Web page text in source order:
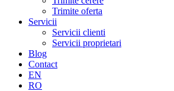
Trimite oferta
Servicii
Servicii clienti
Servicii proprietari
Blog
Contact
EN
RO